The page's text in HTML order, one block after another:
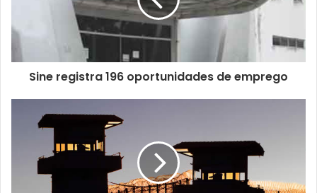
Sine registra 196 oportunidades de emprego